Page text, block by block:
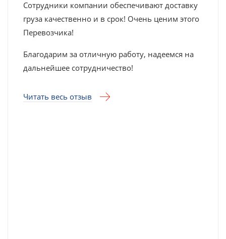
Сотрудники компании обеспечивают доставку
груза качественно и в срок! Очень ценим этого
Перевозчика!
Благодарим за отличную работу, надеемся на
дальнейшее сотрудничество!
Читать весь отзыв